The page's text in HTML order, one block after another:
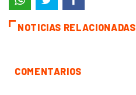
NOTICIAS RELACIONADAS
COMENTARIOS